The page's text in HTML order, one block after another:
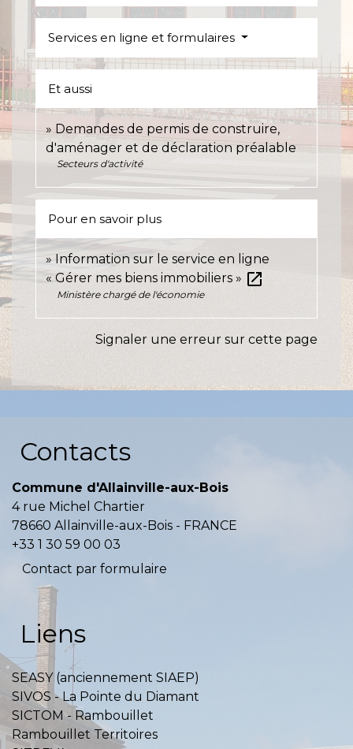
Services en ligne et formulaires
Et aussi
Demandes de permis de construire,
d'aménager et de déclaration préalable
Secteurs d'activité
Pour en savoir plus
Information sur le service en ligne
« Gérer mes biens immobiliers » open_in_new
Ministère chargé de l'économie
Signaler une erreur sur cette page
Contacts
Commune d'Allainville-aux-Bois
4 rue Michel Chartier
78660 Allainville-aux-Bois - FRANCE
+33 1 30 59 00 03
Contact par formulaire
Liens
SEASY (anciennement SIAEP)
SIVOS - La Pointe du Diamant
SICTOM - Rambouillet
Rambouillet Territoires